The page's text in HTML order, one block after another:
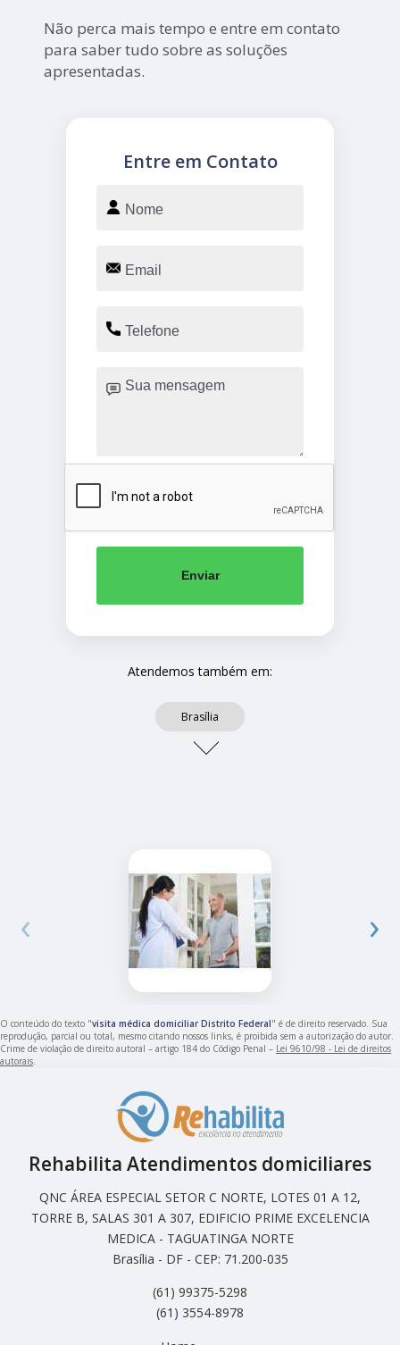
Não perca mais tempo e entre em contato
para saber tudo sobre as soluções
apresentadas.
Entre em Contato
Enviar
Atendemos também em:
Brasília
‹ ›
O conteúdo do texto "visita médica domiciliar Distrito Federal" é de direito reservado. Sua
reprodução, parcial ou total, mesmo citando nossos links, é proibida sem a autorização do autor.
Crime de violação de direito autoral – artigo 184 do Código Penal – Lei 9610/98 - Lei de direitos
autorais
Rehabilita Atendimentos domiciliares
QNC ÁREA ESPECIAL SETOR C NORTE, LOTES 01 A 12,
TORRE B, SALAS 301 A 307, EDIFICIO PRIME EXCELENCIA
MEDICA - TAGUATINGA NORTE
Brasília - DF - CEP: 71.200-035
(61) 99375-5298
(61) 3554-8978